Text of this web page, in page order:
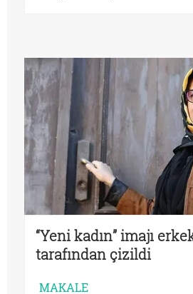
“Yeni kadın” imajı
tarafından çizildi
MAKALE